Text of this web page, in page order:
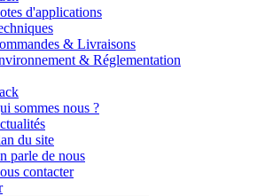
d'applications
& Livraisons
& Réglementation
sommes nous ?
du site
parle de nous
contacter